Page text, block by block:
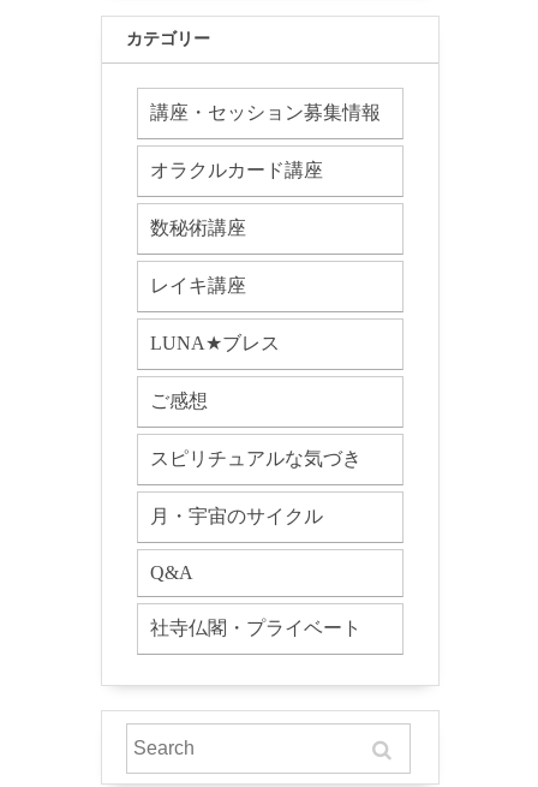
カテゴリー
講座・セッション募集情報
オラクルカード講座
数秘術講座
レイキ講座
LUNA★ブレス
ご感想
スピリチュアルな気づき
月・宇宙のサイクル
Q&A
社寺仏閣・プライベート